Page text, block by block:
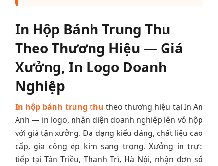
In Hộp Bánh Trung Thu
Theo Thương Hiệu — Giá
Xưởng, In Logo Doanh
Nghiệp
In hộp bánh trung thu theo thương hiệu tại In An
Anh — in logo, nhận diện doanh nghiệp lên vỏ hộp
với giá tận xưởng. Đa dạng kiểu dáng, chất liệu cao
cấp, gia công ép kim sang trọng. Xưởng in trực
tiếp tại Tân Triều, Thanh Trì, Hà Nội, nhận đơn số